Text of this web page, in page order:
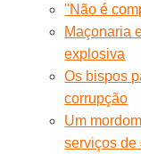
''Não é
Maçonaria
explosiva
Os bispos
corrupção
Um
serviços de